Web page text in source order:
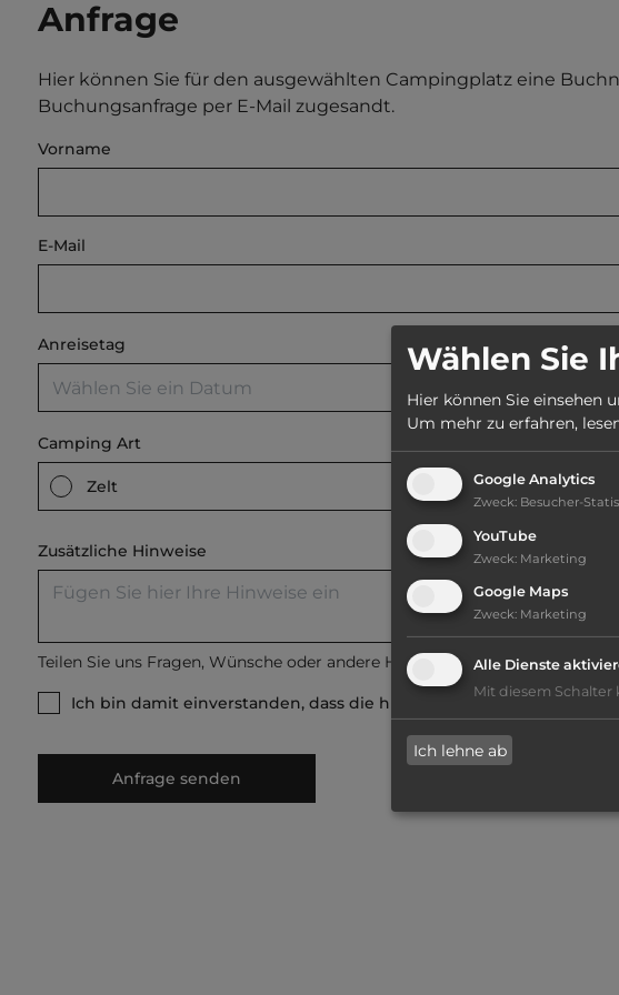
Anfrage
Hier können Sie für den ausgewählten Campingplatz eine
Buchungsanfrage per E-Mail zugesandt.
Vorname
E-Mail
Anreisetag
Camping Art
Zelt Wohnwagen
Zusätzliche Hinweise
Teilen Sie uns Fragen, Wünsche oder andere Hinweise mit
Ich bin damit einverstanden, dass die hier gemachten Angaben
Anfrage senden
Wählen Sie
Hier können Sie einsehen
Um mehr zu erfahren,
Google Analytics
Zweck: Besucher-
YouTube
Zweck: Marketing
Google Maps
Zweck: Marketing
Alle Dienste
Mit diesem Schalter
Ich lehne ab